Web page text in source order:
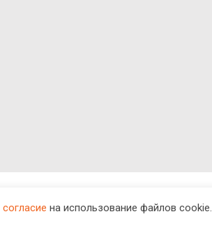
согласие на использование файлов cookie.